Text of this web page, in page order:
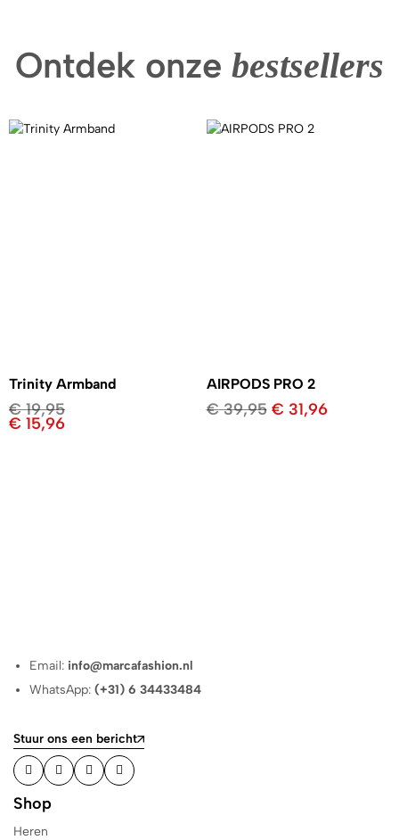
Ontdek onze bestsellers
Trinity Armband
€19,95
€ 15,96
AIRPODS PRO 2
€39,95 € 31,96
Email: info@marcafashion.nl
WhatsApp:(+31) 6 34433484
Stuur ons een bericht
Shop
Heren